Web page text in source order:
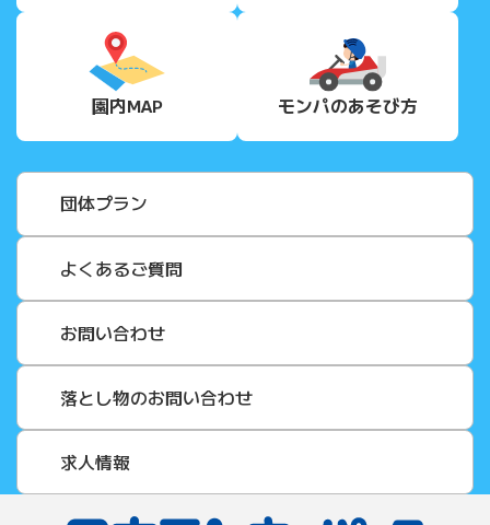
園内MAP モンパのあそび方
団体プラン
よくあるご質問
お問い合わせ
落とし物のお問い合わせ
求人情報